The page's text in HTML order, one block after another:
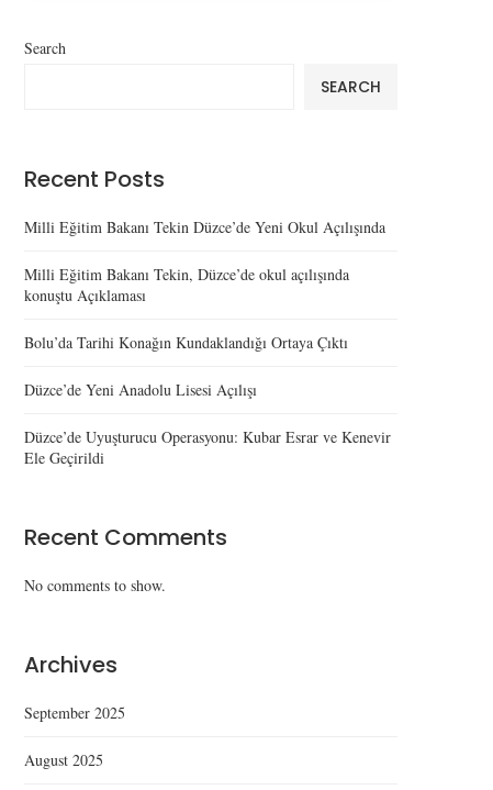
Search
SEARCH
Recent Posts
Milli Eğitim Bakanı Tekin Düzce’de Yeni Okul Açılışında
Milli Eğitim Bakanı Tekin, Düzce’de okul açılışında
konuştu Açıklaması
Bolu’da Tarihi Konağın Kundaklandığı Ortaya Çıktı
Düzce’de Yeni Anadolu Lisesi Açılışı
Düzce’de Uyuşturucu Operasyonu: Kubar Esrar ve Kenevir
Ele Geçirildi
Recent Comments
No comments to show.
Archives
September 2025
August 2025